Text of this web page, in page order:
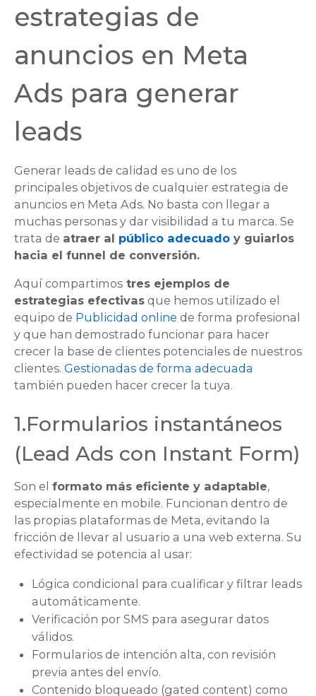
estrategias de
anuncios en Meta
Ads para generar
leads
Generar leads de calidad es uno de los
principales objetivos de cualquier estrategia de
anuncios en Meta Ads. No basta con llegar a
muchas personas y dar visibilidad a tu marca. Se
trata de atraer al público adecuado y guiarlos
hacia el funnel de conversión.
Aquí compartimos tres ejemplos de
estrategias efectivas que hemos utilizado el
equipo de Publicidad online de forma profesional
y que han demostrado funcionar para hacer
crecer la base de clientes potenciales de nuestros
clientes. Gestionadas de forma adecuada
también pueden hacer crecer la tuya.
1.Formularios instantáneos
(Lead Ads con Instant Form)
Son el formato más eficiente y adaptable,
especialmente en mobile. Funcionan dentro de
las propias plataformas de Meta, evitando la
fricción de llevar al usuario a una web externa. Su
efectividad se potencia al usar:
Lógica condicional para cualificar y filtrar leads
automáticamente.
Verificación por SMS para asegurar datos
válidos.
Formularios de intención alta, con revisión
previa antes del envío.
Contenido bloqueado (gated content) como